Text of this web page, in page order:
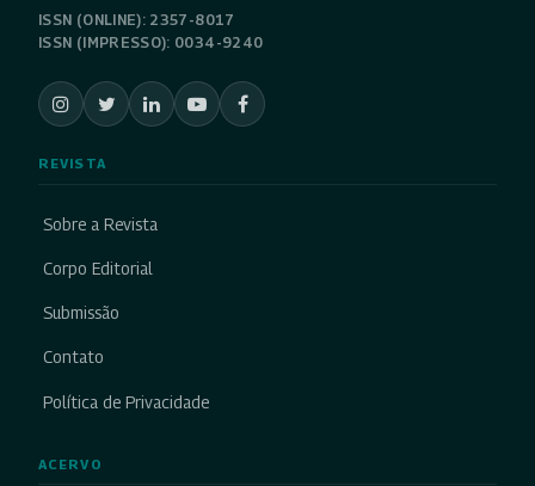
ISSN (ONLINE): 2357-8017
ISSN (IMPRESSO): 0034-9240
REVISTA
Sobre a Revista
Corpo Editorial
Submissão
Contato
Política de Privacidade
ACERVO